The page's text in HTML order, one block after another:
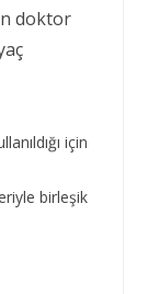
doktor
için
birleşik